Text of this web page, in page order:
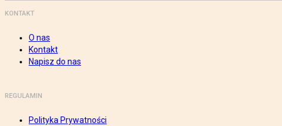
KONTAKT
O nas
Kontakt
Napisz do nas
REGULAMIN
Polityka Prywatności